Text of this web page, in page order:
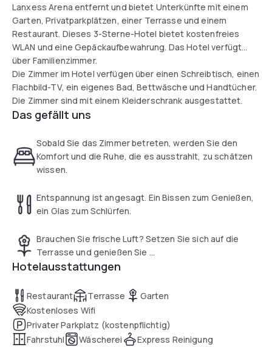
Lanxess Arena entfernt und bietet Unterkünfte mit einem
Garten, Privatparkplätzen, einer Terrasse und einem
Restaurant. Dieses 3-Sterne-Hotel bietet kostenfreies
WLAN und eine Gepäckaufbewahrung. Das Hotel verfügt
über Familienzimmer.
Die Zimmer im Hotel verfügen über einen Schreibtisch, einen
Flachbild-TV, ein eigenes Bad, Bettwäsche und Handtücher.
Die Zimmer sind mit einem Kleiderschrank ausgestattet.
Das gefällt uns
Sobald Sie das Zimmer betreten, werden Sie den
Komfort und die Ruhe, die es ausstrahlt, zu schätzen
wissen.
Entspannung ist angesagt. Ein Bissen zum Genießen,
ein Glas zum Schlürfen.
Brauchen Sie frische Luft? Setzen Sie sich auf die
Terrasse und genießen Sie ...
Hotelausstattungen
Restaurant Terrasse
Garten
Kostenloses Wifi
Privater Parkplatz (kostenpflichtig)
Fahrstuhl
Wäscherei Express Reinigung